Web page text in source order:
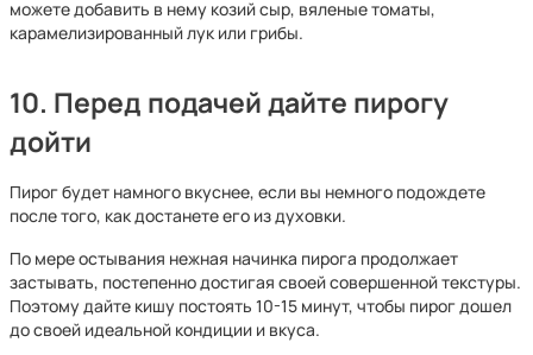
можете добавить в нему козий сыр, вяленые томаты,
карамелизированный лук или грибы.
10. Перед подачей дайте пирогу
дойти
Пирог будет намного вкуснее, если вы немного подождете
после того, как достанете его из духовки.
По мере остывания нежная начинка пирога продолжает
застывать, постепенно достигая своей совершенной текстуры.
Поэтому дайте кишу постоять 10-15 минут, чтобы пирог дошел
до своей идеальной кондиции и вкуса.